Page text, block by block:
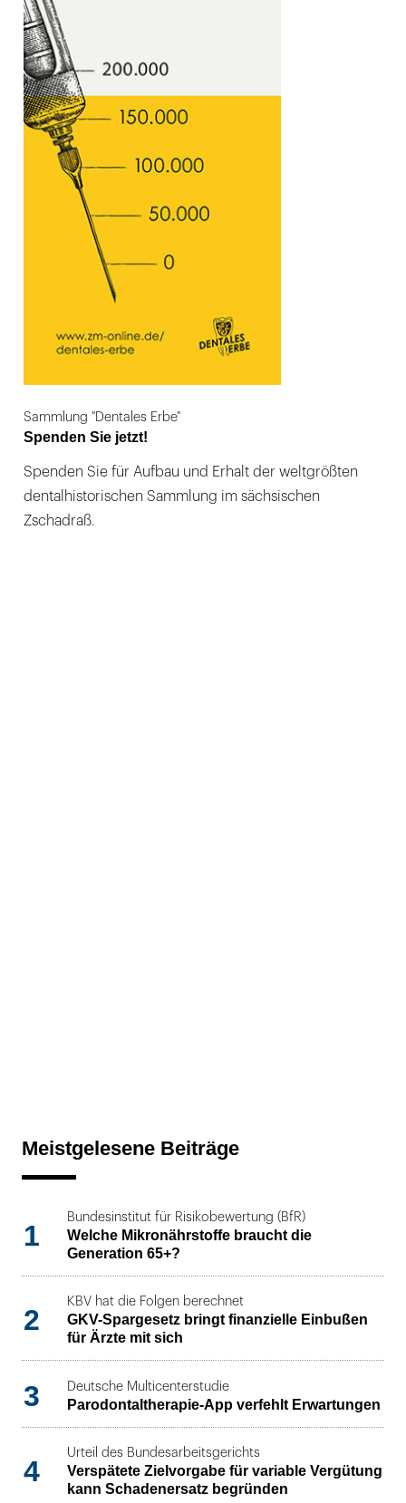
Sammlung "Dentales Erbe"
Spenden Sie jetzt!
Spenden Sie für Aufbau und Erhalt der weltgrößten
dentalhistorischen Sammlung im sächsischen
Zschadraß.
Meistgelesene Beiträge
1
Bundesinstitut für Risikobewertung (BfR)
Welche Mikronährstoffe braucht die
Generation 65+?
2
KBV hat die Folgen berechnet
GKV-Spargesetz bringt finanzielle Einbußen
für Ärzte mit sich
3 Deutsche Multicenterstudie
Parodontaltherapie-App verfehlt Erwartungen
4
Urteil des Bundesarbeitsgerichts
Verspätete Zielvorgabe für variable Vergütung
kann Schadenersatz begründen